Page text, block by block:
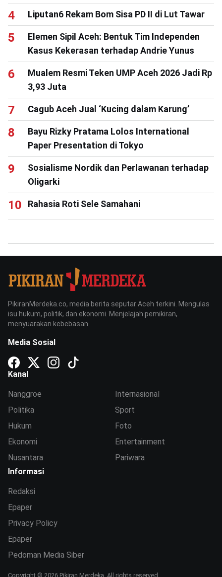
Liputan6 Rekam Bom Sisa PD II di Lut Tawar
Elemen Sipil Aceh: Bentuk Tim Independen
Kasus Kekerasan terhadap Andrie Yunus
Mualem Resmi Teken UMP Aceh 2026 Jadi Rp
3,93 Juta
Cagub Aceh Jual ‘Kucing dalam Karung’
Bayu Rizky Pratama Lolos International
Paper Presentation di Tokyo
Sosialisme Nordik dan Perlawanan terhadap
Oligarki
Rahasia Roti Sele Samahani
PikiranMerdeka.co, media berita seputar Aceh terkini. Mengulas
isu hukum, politik, dan ekonomi. Menjelajah pemikiran,
menyuarakan kebebasan.
Media Sosial
Kanal
Nanggroe
Politika
Hukum
Ekonomi
Nusantara
Internasional
Sport
Foto
Entertainment
Pariwara
Informasi
Redaksi
Epaper
Privacy Policy
Epaper
Pedoman Media Siber
Copyright © 2026 Pikiran Merdeka. All rights reserved.